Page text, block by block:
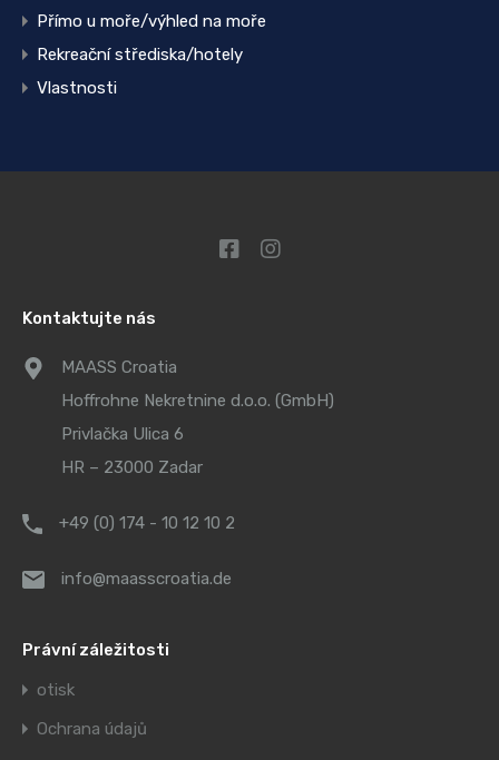
Přímo u moře/výhled na moře
Rekreační střediska/hotely
Vlastnosti
Kontaktujte nás
MAASS Croatia
Hoffrohne Nekretnine d.o.o. (GmbH)
Privlačka Ulica 6
HR – 23000 Zadar
+49 (0) 174 - 10 12 10 2
info@maasscroatia.de
Právní záležitosti
otisk
Ochrana údajů